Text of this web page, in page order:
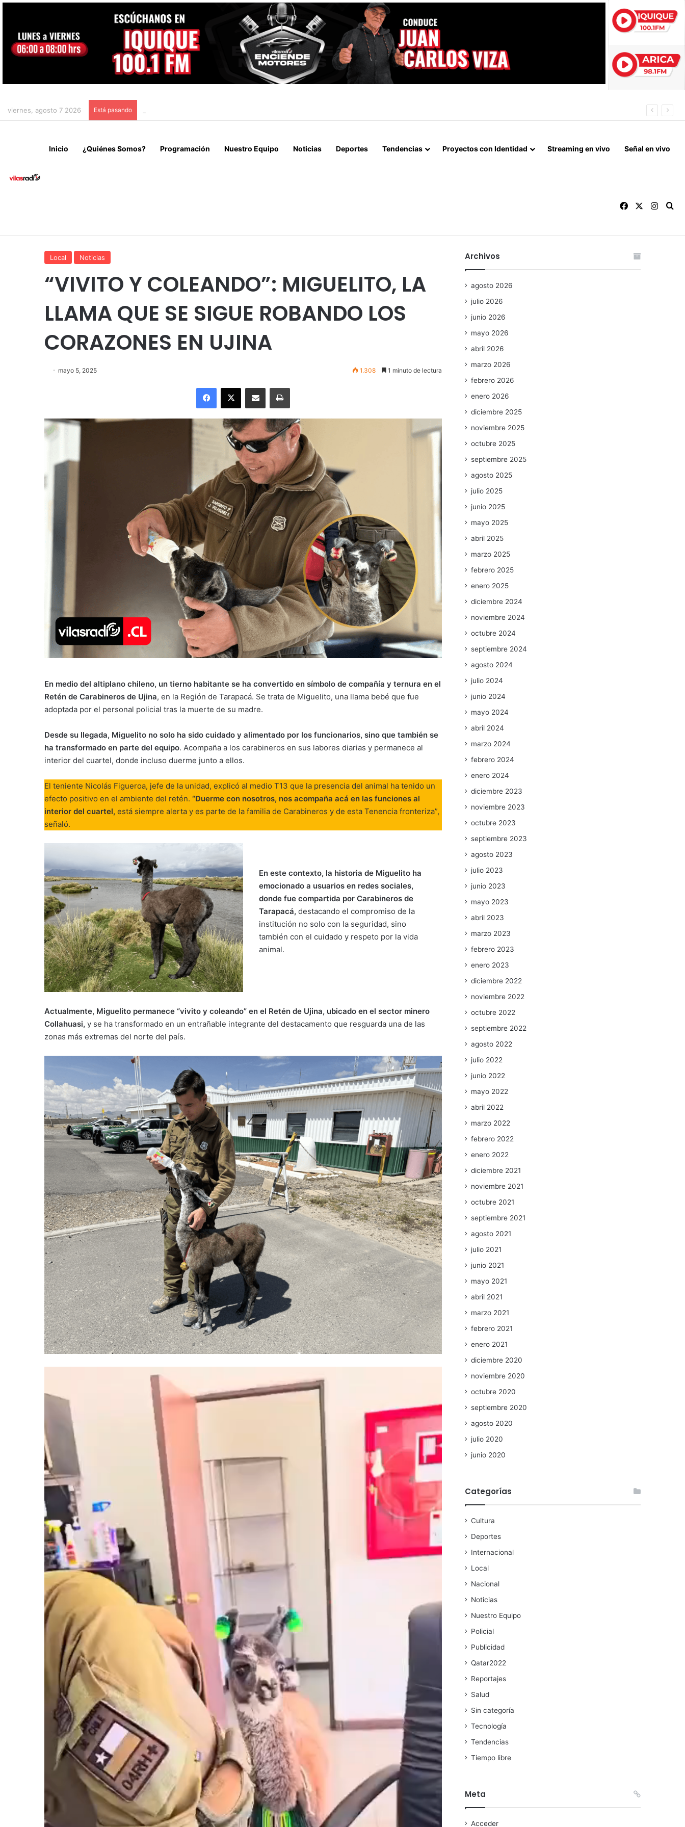
viernes, agosto 7 2026 Está pasando
Inicio ¿Quiénes Somos? Programación Nuestro Equipo Noticias Deportes Tendencias Proyectos con Identidad Streaming en vivo Señal en vivo
Facebook
Local Noticias
“VIVITO Y COLEANDO”: MIGUELITO, LA
LLAMA QUE SE SIGUE ROBANDO LOS
CORAZONES EN UJINA
mayo 5, 2025 1.308 1 minuto de lectura
Facebook
X Enviar vía email Imprimir
En medio del altiplano chileno, un tierno habitante se ha convertido en símbolo de compañía y ternura en el
Retén de Carabineros de Ujina, en la Región de Tarapacá. Se trata de Miguelito, una llama bebé que fue
adoptada por el personal policial tras la muerte de su madre.
Desde su llegada, Miguelito no solo ha sido cuidado y alimentado por los funcionarios, sino que también se
ha transformado en parte del equipo. Acompaña a los carabineros en sus labores diarias y permanece al
interior del cuartel, donde incluso duerme junto a ellos.
El teniente Nicolás Figueroa, jefe de la unidad, explicó al medio T13 que la presencia del animal ha tenido un
efecto positivo en el ambiente del retén. “Duerme con nosotros, nos acompaña acá en las funciones al
interior del cuartel, está siempre alerta y es parte de la familia de Carabineros y de esta Tenencia fronteriza”,
señaló.
En este contexto, la historia de Miguelito ha
emocionado a usuarios en redes sociales,
donde fue compartida por Carabineros de
Tarapacá,destacando el compromiso de la
institución no solo con la seguridad, sino
también con el cuidado y respeto por la vida
animal.
Actualmente, Miguelito permanece “vivito y coleando” en el Retén de Ujina, ubicado en el sector minero
Collahuasi, y se ha transformado en un entrañable integrante del destacamento que resguarda una de las
zonas más extremas del norte del país.
Archivos
agosto 2026
julio 2026
junio 2026
mayo 2026
abril 2026
marzo 2026
febrero 2026
enero 2026
diciembre 2025
noviembre 2025
octubre 2025
septiembre 2025
agosto 2025
julio 2025
junio 2025
mayo 2025
abril 2025
marzo 2025
febrero 2025
enero 2025
diciembre 2024
noviembre 2024
octubre 2024
septiembre 2024
agosto 2024
julio 2024
junio 2024
mayo 2024
abril 2024
marzo 2024
febrero 2024
enero 2024
diciembre 2023
noviembre 2023
octubre 2023
septiembre 2023
agosto 2023
julio 2023
junio 2023
mayo 2023
abril 2023
marzo 2023
febrero 2023
enero 2023
diciembre 2022
noviembre 2022
octubre 2022
septiembre 2022
agosto 2022
julio 2022
junio 2022
mayo 2022
abril 2022
marzo 2022
febrero 2022
enero 2022
diciembre 2021
noviembre 2021
octubre 2021
septiembre 2021
agosto 2021
julio 2021
junio 2021
mayo 2021
abril 2021
marzo 2021
febrero 2021
enero 2021
diciembre 2020
noviembre 2020
octubre 2020
septiembre 2020
agosto 2020
julio 2020
junio 2020
Categorías
Cultura
Deportes
Internacional
Local
Nacional
Noticias
Nuestro Equipo
Policial
Publicidad
Qatar2022
Reportajes
Salud
Sin categoría
Tecnología
Tendencias
Tiempo libre
Meta
Acceder